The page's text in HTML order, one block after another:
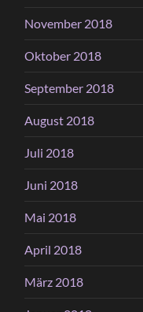
November 2018
Oktober 2018
September 2018
August 2018
Juli 2018
Juni 2018
Mai 2018
April 2018
März 2018